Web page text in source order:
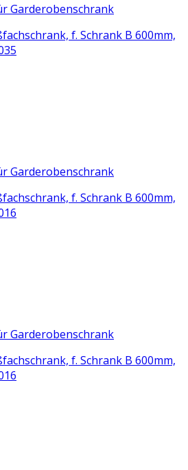
Garderobenschrank
f. Schrank B 600mm,
Garderobenschrank
f. Schrank B 600mm,
Garderobenschrank
f. Schrank B 600mm,